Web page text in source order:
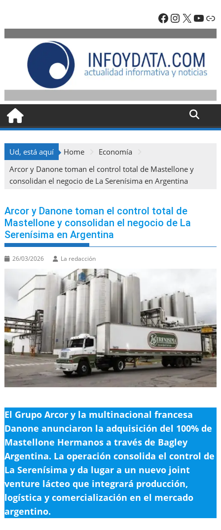
content
Facebook
X
Ud, está aquí Home
Economía
Arcor y Danone toman el control total de Mastellone y
consolidan el negocio de La Serenísima en Argentina
Arcor y Danone toman el control total de
Mastellone y consolidan el negocio de La
Serenísima en Argentina
26/03/2026 La redacción
El Grupo Arcor y la multinacional francesa
Danone anunciaron la adquisición del 100% de
Mastellone Hermanos a través de Bagley
Argentina. La operación consolida el control de
La Serenísima y da lugar a un nuevo joint
venture lácteo que integrará producción,
logística y comercialización en el mercado
argentino.